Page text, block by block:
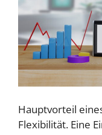
Hauptvorteil
Flexibilität. Eine